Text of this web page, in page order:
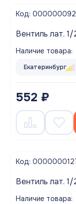
Код:
Наличие товара:
Екатеринбург
552 ₽
Код:
Наличие товара: